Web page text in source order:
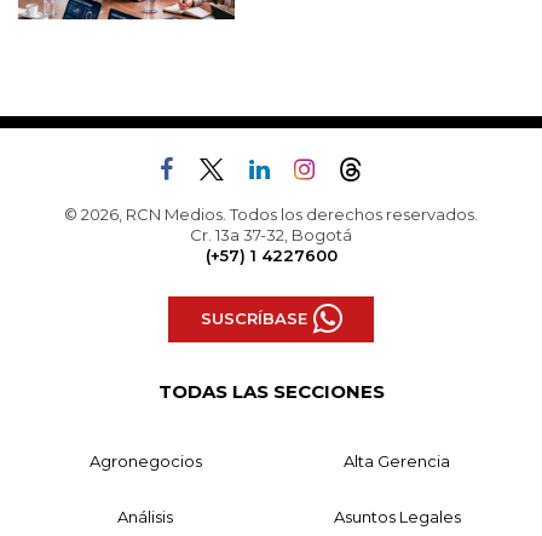
© 2026, RCN Medios. Todos los derechos reservados.
Cr. 13a 37-32, Bogotá
(+57) 1 4227600
SUSCRÍBASE
TODAS LAS SECCIONES
Agronegocios Alta Gerencia
Análisis Asuntos Legales